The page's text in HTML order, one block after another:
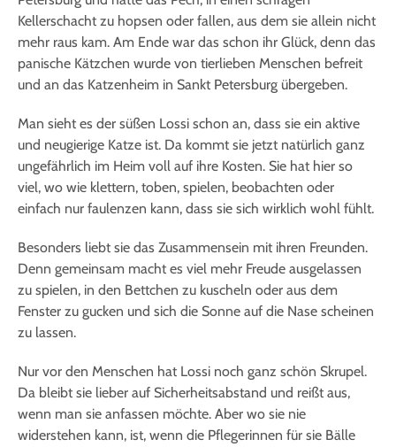
Kellerschacht zu hopsen oder fallen, aus dem sie allein nicht
mehr raus kam. Am Ende war das schon ihr Glück, denn das
panische Kätzchen wurde von tierlieben Menschen befreit
und an das Katzenheim in Sankt Petersburg übergeben.
Man sieht es der süßen Lossi schon an, dass sie ein aktive
und neugierige Katze ist. Da kommt sie jetzt natürlich ganz
ungefährlich im Heim voll auf ihre Kosten. Sie hat hier so
viel, wo wie klettern, toben, spielen, beobachten oder
einfach nur faulenzen kann, dass sie sich wirklich wohl fühlt.
Besonders liebt sie das Zusammensein mit ihren Freunden.
Denn gemeinsam macht es viel mehr Freude ausgelassen
zu spielen, in den Bettchen zu kuscheln oder aus dem
Fenster zu gucken und sich die Sonne auf die Nase scheinen
zu lassen.
Nur vor den Menschen hat Lossi noch ganz schön Skrupel.
Da bleibt sie lieber auf Sicherheitsabstand und reißt aus,
wenn man sie anfassen möchte. Aber wo sie nie
widerstehen kann, ist, wenn die Pflegerinnen für sie Bälle